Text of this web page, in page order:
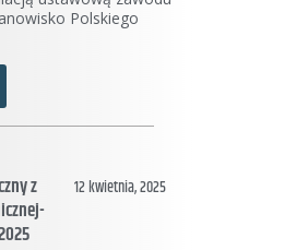
Polskiego
z
12 kwietnia, 2025